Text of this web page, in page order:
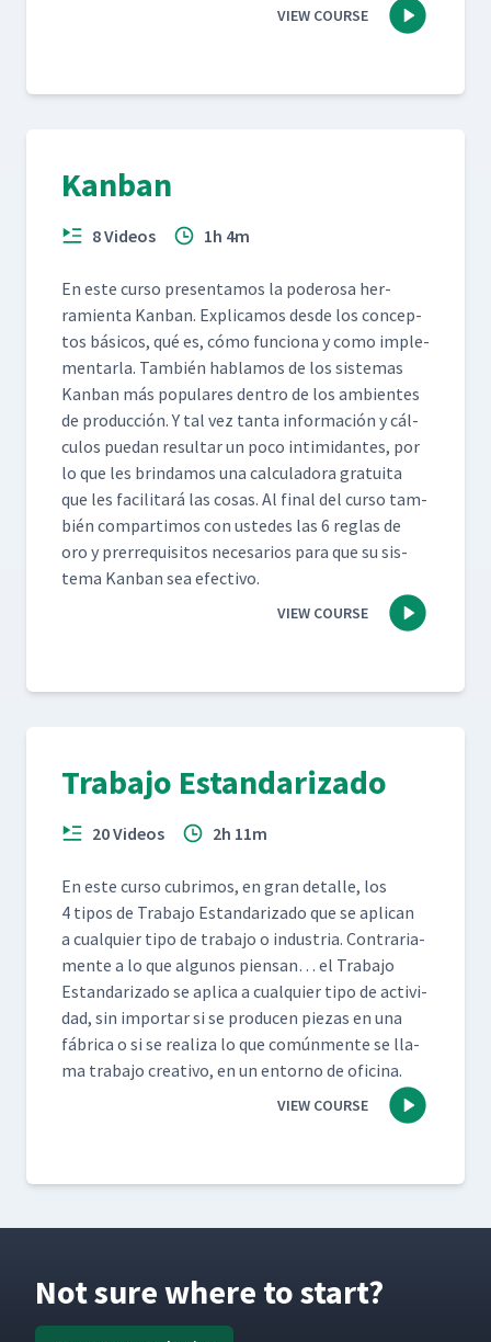
VIEW COURSE
Kanban
8 Videos 1h 4m
En este cur­so pre­sen­ta­mos la poderosa her­
ramien­ta Kan­ban. Expli­camos des­de los con­cep­
tos bási­cos, qué es, cómo fun­ciona y como imple­
men­tar­la. Tam­bién hablam­os de los sis­temas
Kan­ban más pop­u­lares den­tro de los ambi­entes
de pro­duc­ción. Y tal vez tan­ta infor­ma­ción y cál­
cu­los puedan resul­tar un poco intim­i­dantes, por
lo que les brindamos una cal­cu­lado­ra gra­tui­ta
que les facil­i­tará las cosas. Al final del cur­so tam­
bién com­par­ti­mos con ust­edes las 6 reglas de
oro y pre­rreq­ui­si­tos nece­sar­ios para que su sis­
tema Kan­ban sea efectivo.
VIEW COURSE
Trabajo Estandarizado
20 Videos 2h 11m
En este cur­so cub­ri­mos, en gran detalle, los
4 tipos de Tra­ba­jo Estandariza­do que se apli­can
a cualquier tipo de tra­ba­jo o indus­tria. Con­trari­a­
mente a lo que algunos pien­san… el Tra­ba­jo
Estandariza­do se apli­ca a cualquier tipo de activi­
dad, sin impor­tar si se pro­ducen piezas en una
fábri­ca o si se real­iza lo que común­mente se lla­
ma tra­ba­jo cre­ati­vo, en un entorno de oficina.
VIEW COURSE
Not sure where to start?